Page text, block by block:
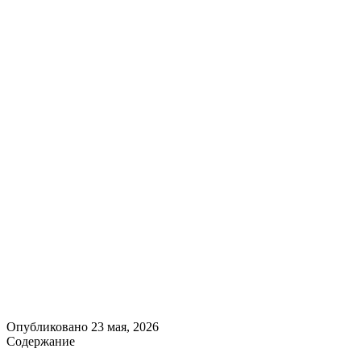
Опубликовано 23 мая, 2026
Содержание